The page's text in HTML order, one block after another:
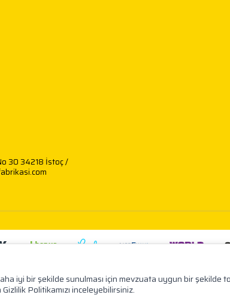
30 34218 İstoç /
iyi bir şekilde sunulması için mevzuata uygun bir şekilde
Politikamızı inceleyebilirsiniz.